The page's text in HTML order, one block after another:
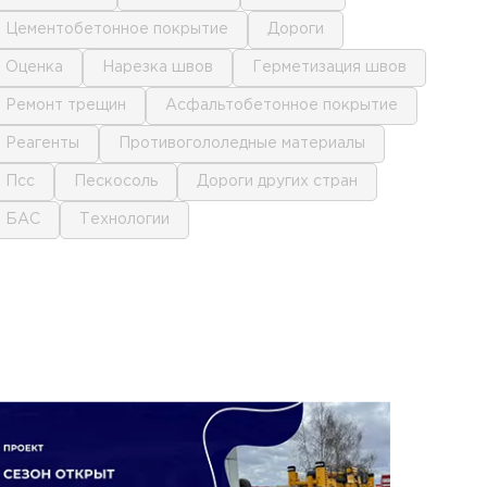
цементобетонное покрытие дороги
оценка нарезка швов герметизация швов
ремонт трещин асфальтобетонное покрытие
реагенты противогололедные материалы
псс пескосоль дороги других стран
БАС технологии